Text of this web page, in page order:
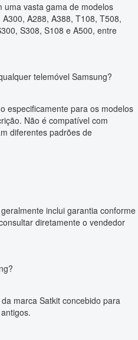
uma vasta gama de modelos
A288, A388, T108, T508,
S308, S108 e A500, entre
telemóvel Samsung?
especificamente para os modelos
Não é compatível com
diferentes padrões de
inclui garantia conforme
diretamente o vendedor
marca Satkit concebido para